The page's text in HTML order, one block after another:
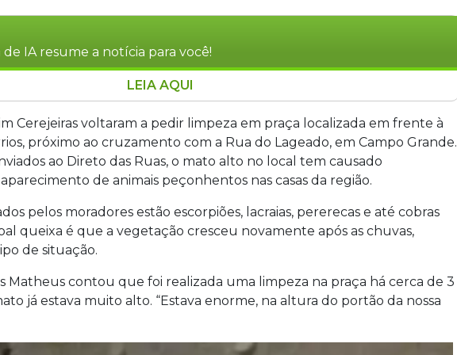
IA resume a notícia para você!
Cerejeiras, em Campo Grande, pedem limpeza em praça na Rua
após o crescimento de vegetação com as chuvas. O mato alto tem
de escorpiões, lacraias, pererecas e cobras nas residências
que conta com academia ao ar livre e fica próxima a uma escola,
há três meses. A Prefeitura foi contactada e aguarda retorno.
LEIA AQUI
Cerejeiras voltaram a pedir limpeza em praça localizada em frente à
próximo ao cruzamento com a Rua do Lageado, em Campo Grande.
ao Direto das Ruas, o mato alto no local tem causado
de animais peçonhentos nas casas da região.
pelos moradores estão escorpiões, lacraias, pererecas e até cobras
queixa é que a vegetação cresceu novamente após as chuvas,
de situação.
Matheus contou que foi realizada uma limpeza na praça há cerca de 3
já estava muito alto. “Estava enorme, na altura do portão da nossa